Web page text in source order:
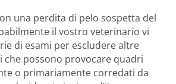
una perdita di pelo sospetta del
il vostro veterinario vi
di esami per escludere altre
che possono provocare quadri
o primariamente corredati da